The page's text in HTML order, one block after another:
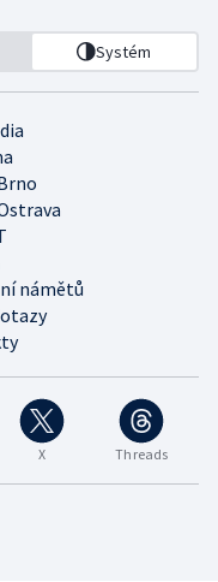
Systém
námětů
X Threads